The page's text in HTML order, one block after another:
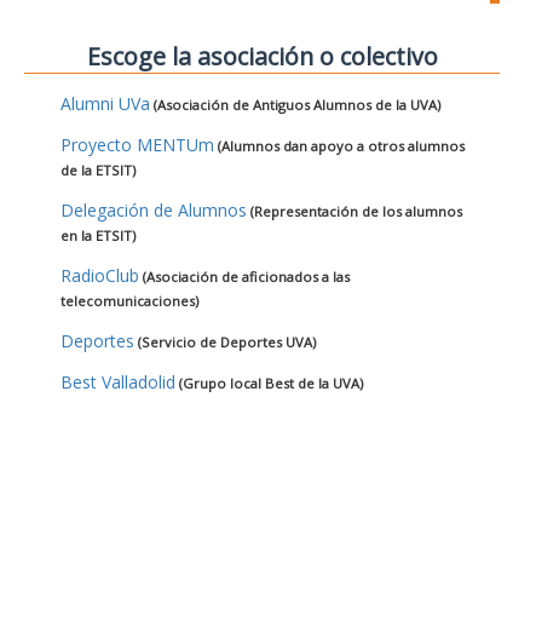
Escoge la asociación o colectivo
Alumni UVa (Asociación de Antiguos Alumnos de la UVA)
Proyecto MENTUm (Alumnos dan apoyo a otros alumnos
de la ETSIT)
Delegación de Alumnos (Representación de los alumnos
en la ETSIT)
RadioClub (Asociación de aficionados a las
telecomunicaciones)
Deportes (Servicio de Deportes UVA)
Best Valladolid (Grupo local Best de la UVA)